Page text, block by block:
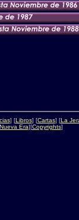
] [Libros] [Cartas] [La
Era][Copyrights]